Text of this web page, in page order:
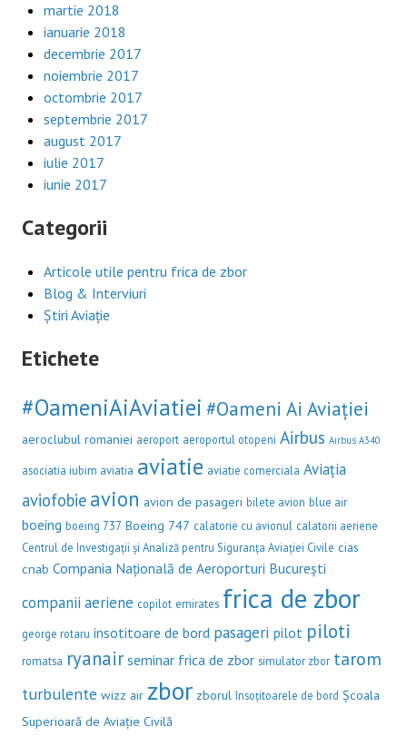
martie 2018
ianuarie 2018
decembrie 2017
noiembrie 2017
octombrie 2017
septembrie 2017
august 2017
iulie 2017
iunie 2017
Categorii
Articole utile pentru frica de zbor
Blog & Interviuri
Știri Aviație
Etichete
#OameniAiAviatiei #Oameni Ai Aviației
aeroclubul romaniei aeroport aeroportul otopeni Airbus Airbus A340
asociatia iubim aviatia aviatie aviatie comerciala Aviația
aviofobie avion avion de pasageri bilete avion blue air
boeing boeing 737 Boeing 747 calatorie cu avionul calatorii aeriene
Centrul de Investigații și Analiză pentru Siguranța Aviației Civile cias
cnab Compania Națională de Aeroporturi București
companii aeriene copilot emirates frica de zbor
george rotaru insotitoare de bord pasageri pilot piloti
romatsa ryanair seminar frica de zbor simulator zbor tarom
turbulente wizz air zbor zborul însoțitoarele de bord Școala
Superioară de Aviație Civilă